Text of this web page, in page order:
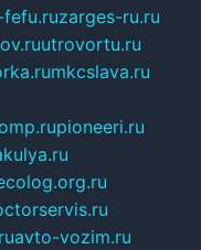
zarges-ru.ru
utrovortu.ru
mkcslava.ru
pioneeri.ru
avto-vozim.ru